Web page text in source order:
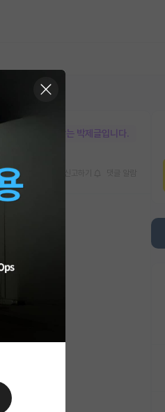
본문이 수정되지 않는 박제글입니다.